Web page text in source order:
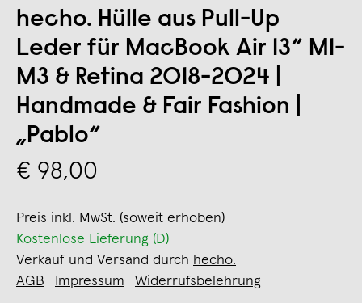
hecho. Hülle aus Pull-Up
Leder für MacBook Air 13“ M1-
M3 & Retina 2018-2024 |
Handmade & Fair Fashion |
„Pablo“
€ 98,00
Preis inkl. MwSt. (soweit erhoben)
Kostenlose Lieferung (D)
Verkauf und Versand durch hecho.
AGB
Impressum Widerrufsbelehrung